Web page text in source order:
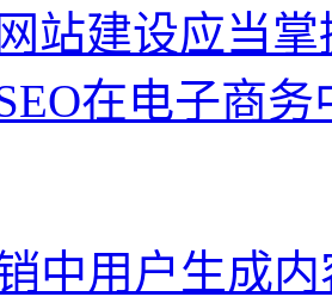
网站建设应当
在电子商
中用户生成